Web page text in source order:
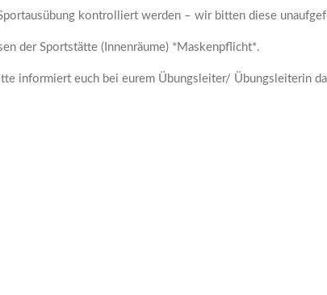
kontrolliert werden – wir bitten diese
der Sportstätte (Innenräume) *Maskenpflicht*.
informiert euch bei eurem Übungsleiter/ Übungsleiterin